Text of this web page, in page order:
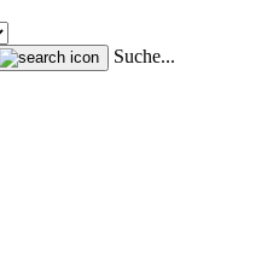
Suche...